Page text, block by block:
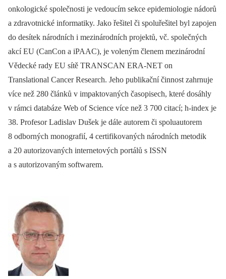
onkologické společnosti je vedoucím sekce epidemiologie nádorů
a zdravotnické informatiky. Jako řešitel či spoluřešitel byl zapojen
do desítek národních i mezinárodních projektů, vč. společných
akcí EU (CanCon a iPAAC), je voleným členem mezinárodní
Vědecké rady EU sítě TRANSCAN ERA-NET on
Translational Cancer Research. Jeho publikační čin­nost zahrnuje
více než 280 článků v impaktovaných časopisech, které dosáhly
v rámci databáze Web of Science více než 3 700 citací; h-index je
38. Profesor Ladislav Dušek je dále autorem či spoluautorem
8 odborných monografií, 4 certifikovaných národních metodik
a 20 autorizovaných internetových portálů s ISSN
a s autorizovaným softwarem.